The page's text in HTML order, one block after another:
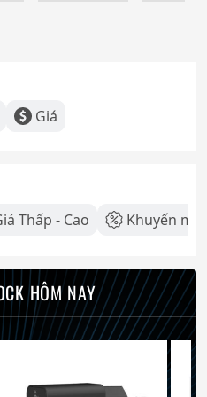
Giá
Thấp - Cao Khuyến mãi
HÔM NAY